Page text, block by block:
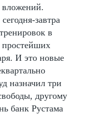
завтра
в
простейших
И это новые
назначил три
другому
банк Рустама